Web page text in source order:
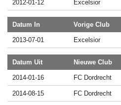
2012-01-12 Excelsior
Datum In Vorige Club
2013-07-01 Excelsior
Datum Uit Nieuwe Club
2014-01-16 FC Dordrecht
2014-08-15 FC Dordrecht